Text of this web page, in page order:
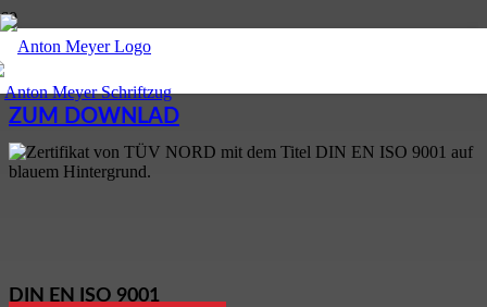
ZUM DOWNLAD
DIN EN ISO 9001